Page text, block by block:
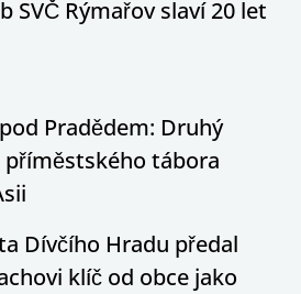
SVČ Rýmařov slaví 20 let
Pradědem: Druhý
tábora
Dívčího Hradu předal
klíč od obce jako